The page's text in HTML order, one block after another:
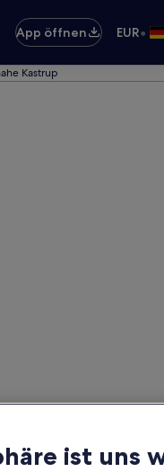
App öffnen
EUR•
Kastrup
ist uns